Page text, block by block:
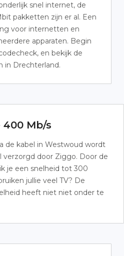
snel internet, de
pakketten zijn er al. Een
voor internetten en
apparaten. Begin
en bekijk de
in Drechterland.
400 Mb/s
de kabel in Westwoud wordt
verzorgd door Ziggo. Door de
je een snelheid tot 300
jullie veel TV? De
heeft niet niet onder te